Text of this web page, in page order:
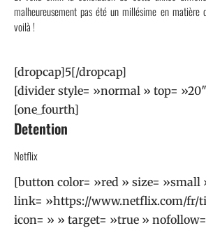
malheureusement pas été un millésime en matière
voilà !
[dropcap]5[/dropcap]
[divider style= »normal » top=
[one_fourth]
Detention
Netflix
[button color= »red » size= »small
link= »https://www.netflix.com/fr/
icon= » » target= »true »